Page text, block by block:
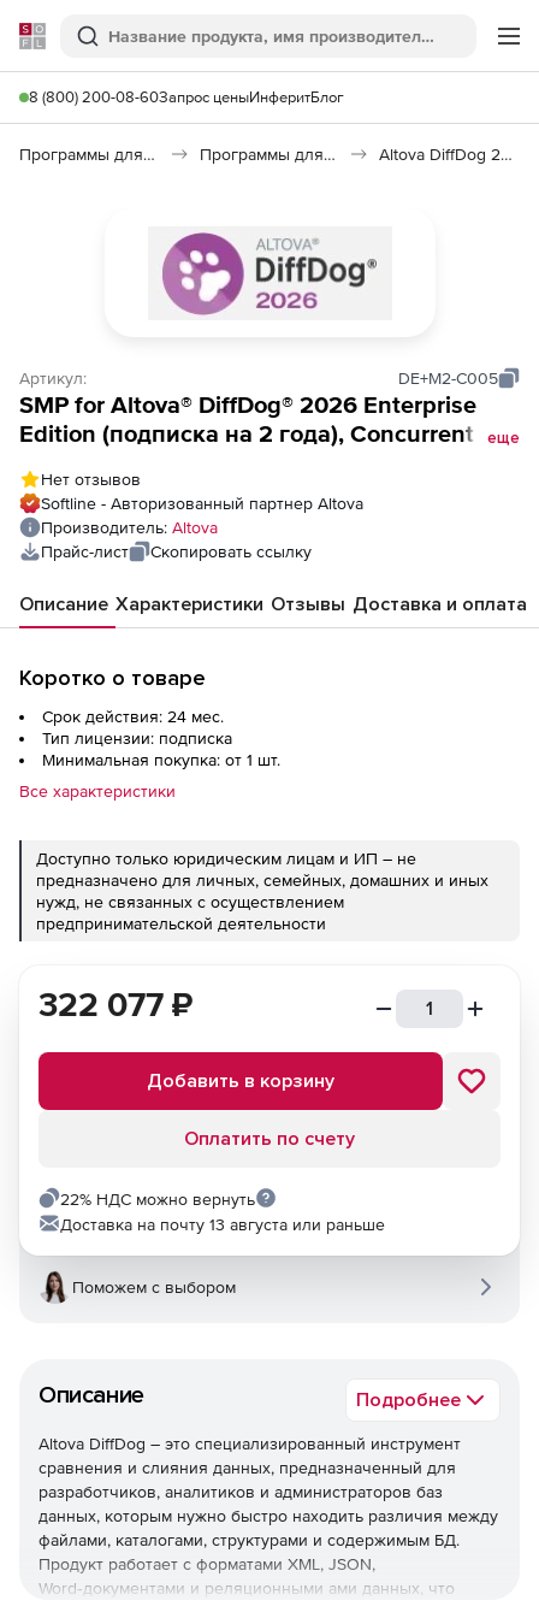
Softline
Поиск
8 (800) 200-08-60Запрос ценыИнферитБлог
Программы для программирования Программы для разработки ПО Altova DiffDog 2026
Артикул: DE+M2-C005
SMP for Altova® DiffDog® 2026 Enterprise
Edition (подписка на 2 года), Concurrent
еще
Нет отзывов
Softline - Авторизованный партнер Altova
Производитель: Altova
Прайс-лист
Скопировать ссылку
Описание Характеристики Отзывы Доставка и оплата
Коротко о товаре
Срок действия: 24 мес.
Тип лицензии: подписка
Минимальная покупка: от 1 шт.
Все характеристики
Доступно только юридическим лицам и ИП – не
предназначено для личных, семейных, домашних и иных
нужд, не связанных с осуществлением
предпринимательской деятельности
Описание Подробнее
Altova DiffDog – это специализированный инструмент
сравнения и слияния данных, предназначенный для
разработчиков, аналитиков и администраторов баз
данных, которым нужно быстро находить различия между
файлами, каталогами, структурами и содержимым БД.
Продукт работает с форматами XML, JSON,
Word‑документами и реляционными ами данных, что
322 077 ₽
Добавить в корзину
Оплатить по счету
22% НДС можно вернуть
Доставка на почту 13 августа или раньше
Поможем с выбором